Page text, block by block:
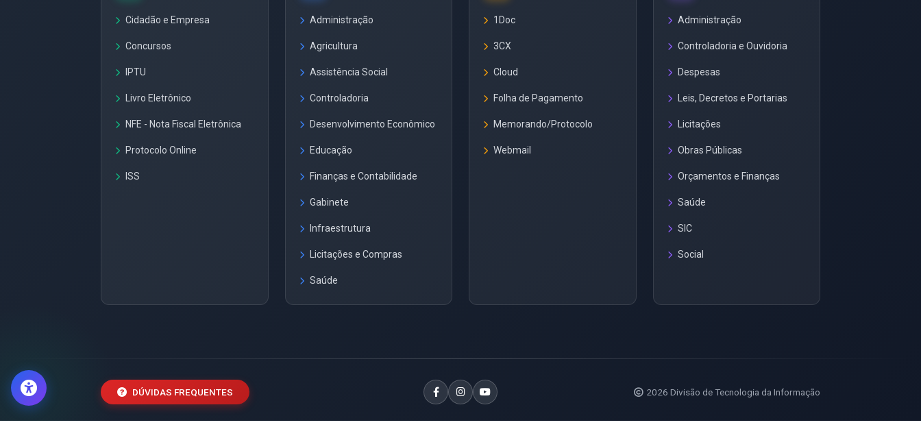
Cidadão e Empresa
Concursos
IPTU
Livro Eletrônico
NFE - Nota Fiscal Eletrônica
Protocolo Online
ISS
Administração
Agricultura
Assistência Social
Controladoria
Desenvolvimento Econômico
Educação
Finanças e Contabilidade
Gabinete
Infraestrutura
Licitações e Compras
Saúde
1Doc
3CX
Cloud
Folha de Pagamento
Memorando/Protocolo
Webmail
Administração
Controladoria e Ouvidoria
Despesas
Leis, Decretos e Portarias
Licitações
Obras Públicas
Orçamentos e Finanças
Saúde
SIC
Social
DÚVIDAS FREQUENTES 2026 Divisão de Tecnologia da Informação